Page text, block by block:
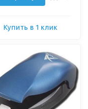
Купить в 1 клик